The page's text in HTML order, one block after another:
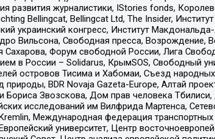
журналистики, IStories fonds,
Bellingcat, Bellingcat Ltd, The Insider,
украинский конгресс, Институт
Вильсона, Свободная пресса, Возрождение,
Форум свободной России, Лига
в России – Solidarus, КрымSOS, Свободный
островов Тисима и Хабомаи, Съезд
природы, BDR Novaja Gazeta-Europe, Алтай
Бориса Звозскова, Дом прав человека
исследований им Вилфрида Мартенса,
Международная федерация
университет, Центр